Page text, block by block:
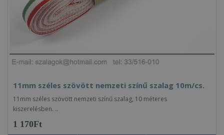
11mm széles szövött nemzeti színű szalag 10m/cs.
11mm széles szövött nemzeti színű szalag, 10 méteres
kiszerelésben. ..
1 170Ft